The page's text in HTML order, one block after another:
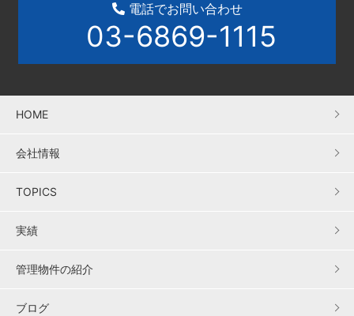
電話でお問い合わせ
03-6869-1115
HOME
会社情報
TOPICS
実績
管理物件の紹介
ブログ